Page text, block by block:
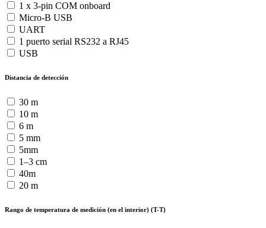
1 x 3-pin COM onboard
Micro-B USB
UART
1 puerto serial RS232 a RJ45
USB
Distancia de detección
30 m
10 m
6 m
5 mm
5mm
1–3 cm
40m
20 m
Rango de temperatura de medición (en el interior) (T-T)